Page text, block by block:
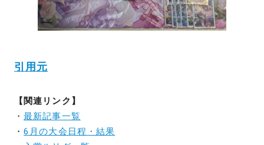
引用元
【関連リンク】
・最新記事一覧
・6月の大会日程・結果